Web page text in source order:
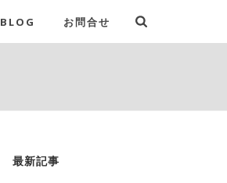
BLOG お問合せ
最新記事